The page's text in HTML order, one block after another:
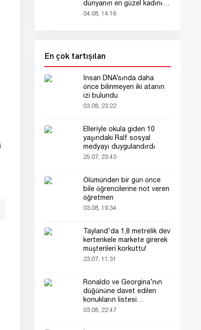
dünyanın en güzel kadını
seçildi!
04.08, 14:16
En çok tartışılan
İnsan DNA’sında daha
önce bilinmeyen iki atanın
izi bulundu
03.08, 23:22
Elleriyle okula giden 10
yaşındaki Ralf sosyal
medyayı duygulandırdı
25.07, 23:43
Ölümünden bir gün önce
bile öğrencilerine not veren
öğretmen
03.08, 19:34
Tayland'da 1,8 metrelik dev
kertenkele markete girerek
müşterileri korkuttu!
23.07, 11:31
Ronaldo ve Georgina’nın
düğününe davet edilen
konukların listesi
gündemde
03.08, 22:47